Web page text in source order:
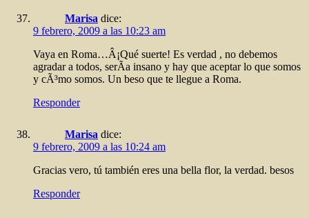
Marisa dice:
9 febrero, 2009 a las 10:23 am
Vaya en Roma…Â¡Qué suerte! Es verdad , no debemos
agradar a todos, serÃ­a insano y hay que aceptar lo que somos
y cÃ³mo somos. Un beso que te llegue a Roma.
Responder
Marisa dice:
9 febrero, 2009 a las 10:24 am
Gracias vero, tú también eres una bella flor, la verdad. besos
Responder